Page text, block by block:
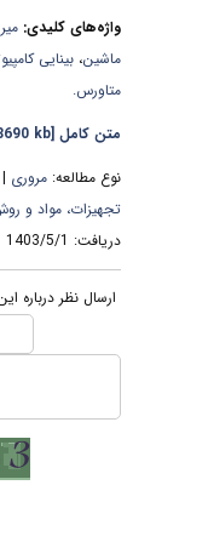
واژه‌های کلیدی:
ماشین،بینایی
متاورس.
متن کامل[PDF 8690 kb]
نوع مطالعه:مروری|
تجهیزات، مواد و
دریافت: 1403/5/1 | پذیرش: 1403/8/28 | انتشار: 1403/9/10
ارسال نظر درباره